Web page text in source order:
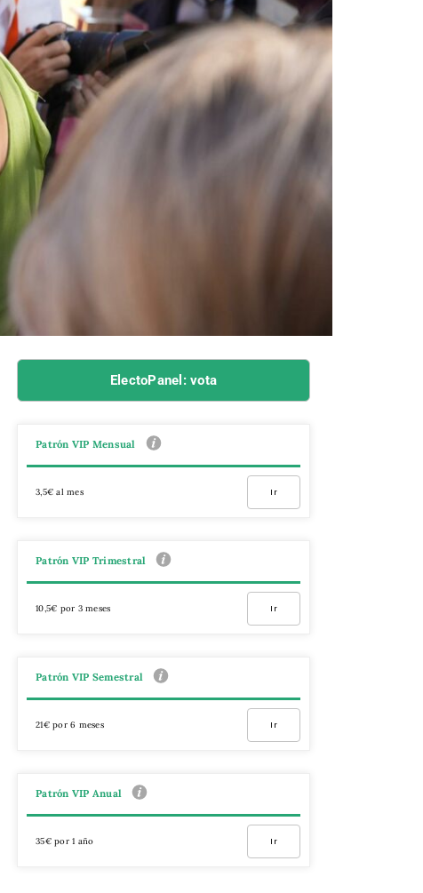
ElectoPanel: vota
Patrón VIP Mensual
3,5€ al mes Ir
Patrón VIP Trimestral
10,5€ por 3 meses Ir
Patrón VIP Semestral
21€ por 6 meses Ir
Patrón VIP Anual
35€ por 1 año Ir